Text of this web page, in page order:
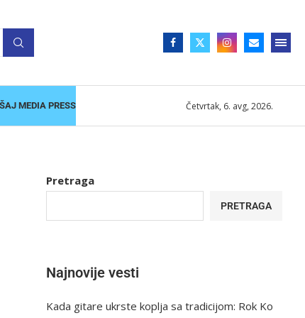
MEDIA PRESS Četvrtak, 6. avg, 2026.
Pretraga
PRETRAGA
Najnovije vesti
Kada gitare ukrste koplja sa tradicijom: Rok Ko